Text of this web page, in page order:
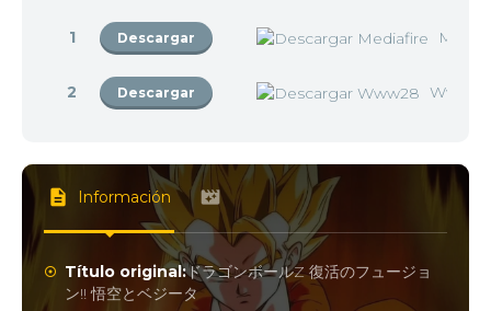
1 Descargar
2 Descargar Www28
Información
Título original:ドラゴンボールZ 復活のフュージョ
ン!! 悟空とベジータ